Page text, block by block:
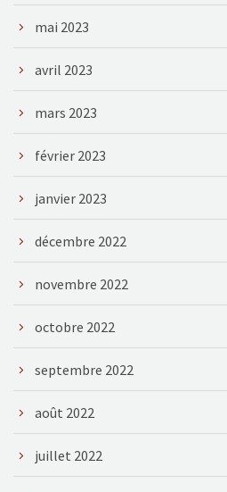
mai 2023
avril 2023
mars 2023
février 2023
janvier 2023
décembre 2022
novembre 2022
octobre 2022
septembre 2022
août 2022
juillet 2022